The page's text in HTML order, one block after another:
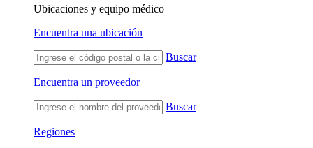
Ubicaciones y equipo médico
Encuentra una ubicación
Buscar
Encuentra un proveedor
Buscar
Regiones